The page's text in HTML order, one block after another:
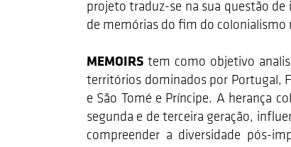
projeto traduz-se na sua questão de
de memórias do fim do colonialismo
MEMOIRS tem como objetivo
territórios dominados por Portugal,
e São Tomé e Príncipe. A herança
segunda e de terceira geração,
compreender a diversidade pós-